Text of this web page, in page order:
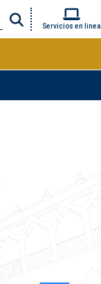
Servicios en linea